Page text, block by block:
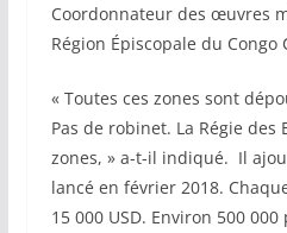
Coordonnateur des œuvres
Région Épiscopale du Congo
« Toutes ces zones sont
Pas de robinet. La Régie des
zones, » a-t-il indiqué. Il
lancé en février 2018.
15 000 USD. Environ 500